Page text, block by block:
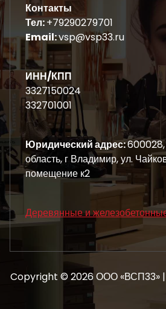
Контакты
Тел:+79290279701
Email:vsp@vsp33.ru
ИНН/КПП
3327150024
332701001
Юридический адрес:
область, г Владимир, ул.
помещение к2
Деревянные и
Copyright © 2026 ООО «ВСП33»